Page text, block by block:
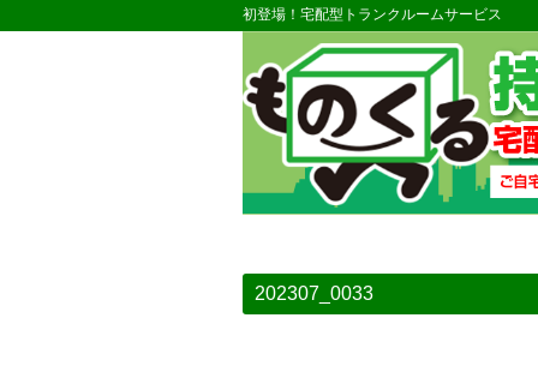
初登場！宅配型トランクルームサービス
202307_0033